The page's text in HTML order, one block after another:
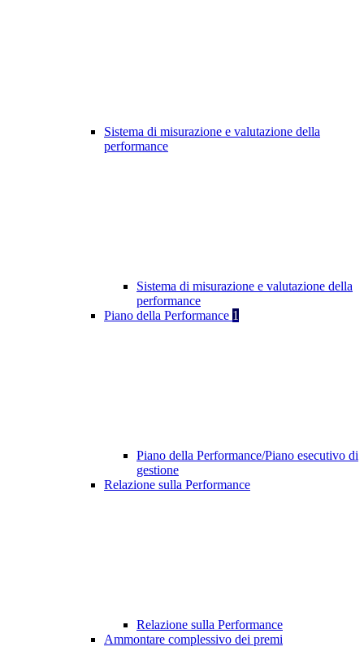
Sistema di misurazione e valutazione della
performance
Sistema di misurazione e valutazione della
performance
Piano della Performance 1
Piano della Performance/Piano esecutivo di
gestione
Relazione sulla Performance
Relazione sulla Performance
Ammontare complessivo dei premi